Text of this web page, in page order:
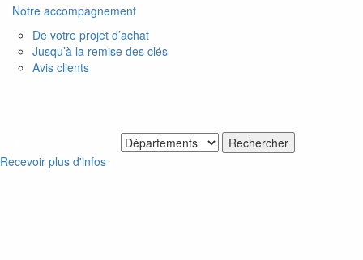
Notre accompagnement
De votre projet d’achat
Jusqu’à la remise des clés
Avis clients
Recevoir plus d'infos